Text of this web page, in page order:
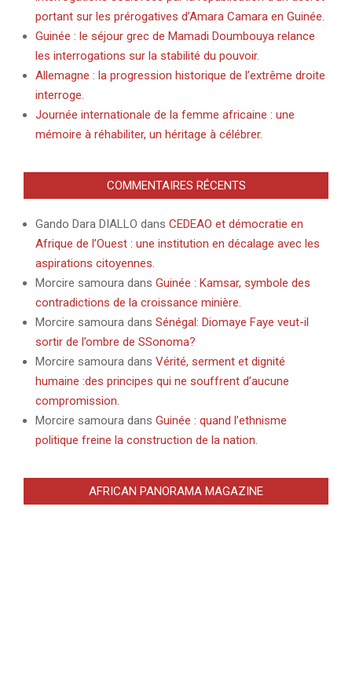
portant sur les prérogatives d’Amara Camara en Guinée.
Guinée : le séjour grec de Mamadi Doumbouya relance
les interrogations sur la stabilité du pouvoir.
Allemagne : la progression historique de l’extrême droite
interroge.
Journée internationale de la femme africaine : une
mémoire à réhabiliter, un héritage à célébrer.
COMMENTAIRES RÉCENTS
Gando Dara DIALLO dans CEDEAO et démocratie en
Afrique de l’Ouest : une institution en décalage avec les
aspirations citoyennes.
Morcire samoura dans Guinée : Kamsar, symbole des
contradictions de la croissance minière.
Morcire samoura dans Sénégal: Diomaye Faye veut-il
sortir de l’ombre de SSonoma?
Morcire samoura dans Vérité, serment et dignité
humaine :des principes qui ne souffrent d’aucune
compromission.
Morcire samoura dans Guinée : quand l’ethnisme
politique freine la construction de la nation.
AFRICAN PANORAMA MAGAZINE